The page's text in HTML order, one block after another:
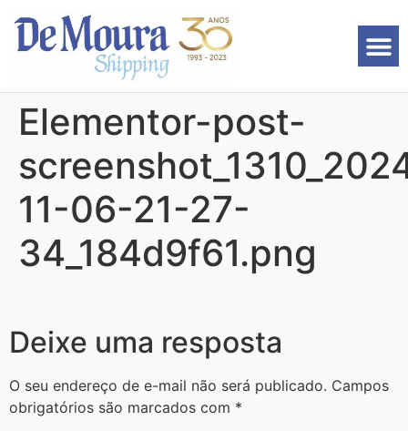
Elementor-post-
11-06-21-27-
34_184d9f61.png
Deixe uma resposta
O seu endereço de e-mail não será publicado. Campos
obrigatórios são marcados com *